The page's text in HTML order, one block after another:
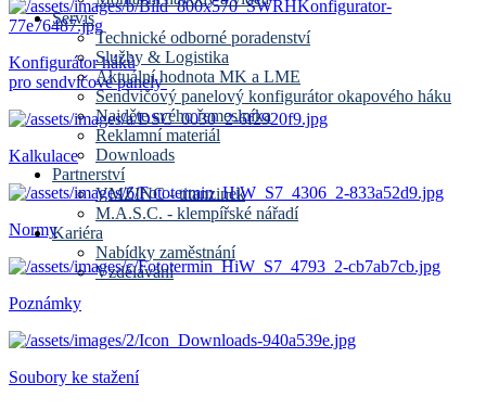
Servis
Technické odborné poradenství
Služby & Logistika
Aktuální hodnota MK a LME
Sendvičový panelový konfigurátor okapového háku
Najděte svého řemeslníka
Reklamní materiál
Downloads
Partnerství
VMZINC - titanzinek
M.A.S.C. - klempířské nářadí
Kariéra
Nabídky zaměstnání
Vzdělávání
Konfigurátor háků
pro sendvičové panely
Kalkulace
Normy
Poznámky
Soubory ke stažení